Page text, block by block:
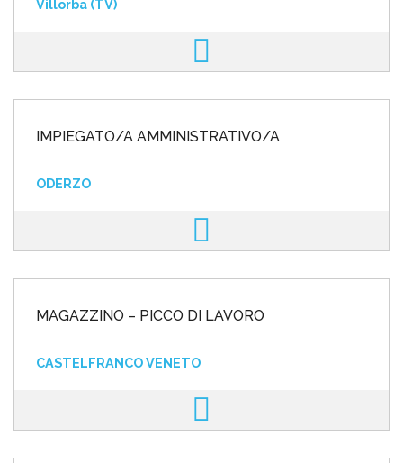
Villorba (TV)
IMPIEGATO/A AMMINISTRATIVO/A
ODERZO
MAGAZZINO – PICCO DI LAVORO
CASTELFRANCO VENETO